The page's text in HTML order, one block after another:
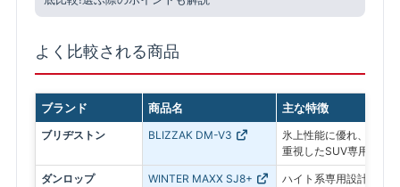
よく比較される商品
ブランド 商品名 主な特徴
ブリヂストン BLIZZAK DM-V3
氷上性能に優れ、凍結
重視したSUV専用スタ
ダンロップ WINTER MAXX SJ8+
ハイト系専用設計でふ